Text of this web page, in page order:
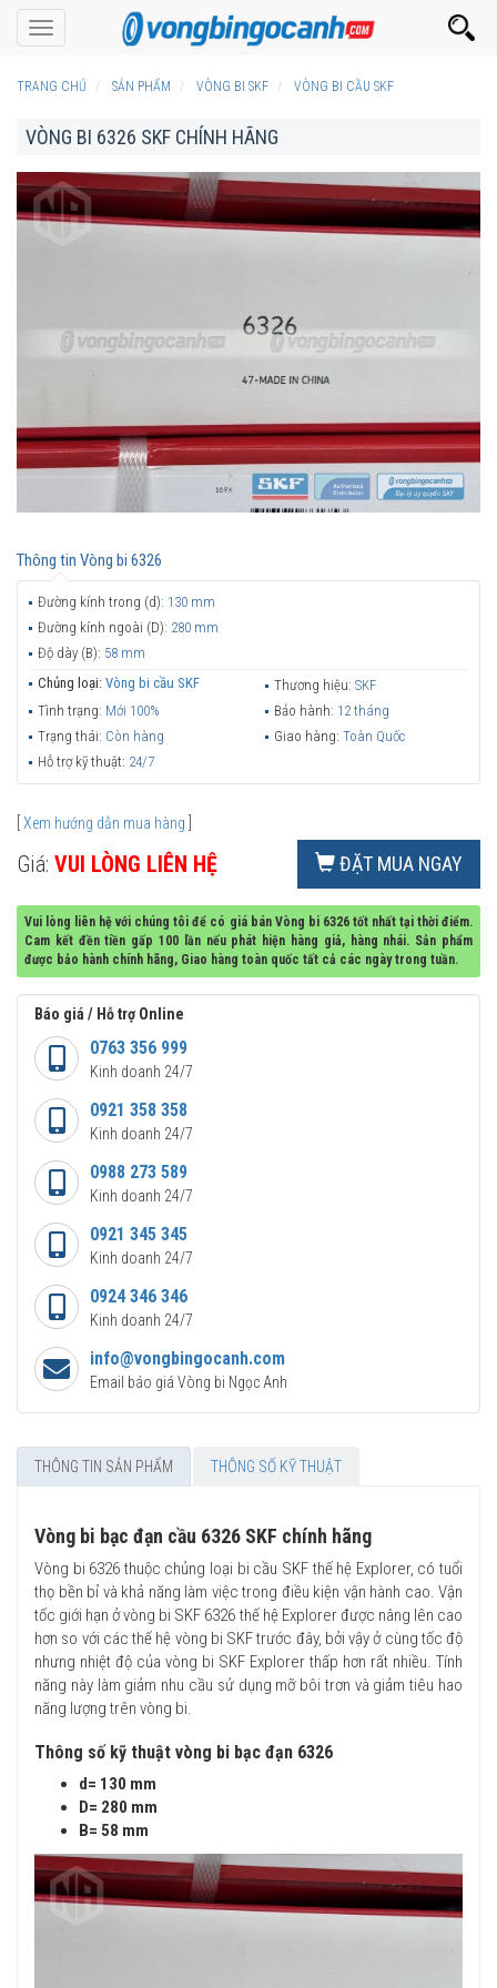
Toggle
navigation
TRANG CHỦ SẢN PHẨM VÒNG BI SKF VÒNG BI CẦU SKF
VÒNG BI 6326 SKF CHÍNH HÃNG
Thông tin Vòng bi 6326
Đường kính trong (d): 130 mm
Đường kính ngoài (D): 280 mm
Độ dày (B): 58 mm
Chủng loại: Vòng bi cầu SKF Thương hiệu: SKF
Tình trạng: Mới 100% Bảo hành: 12 tháng
Trạng thái: Còn hàng Giao hàng: Toàn Quốc
Hỗ trợ kỹ thuật: 24/7
Xem hướng dẫn mua hàng
Giá: VUI LÒNG LIÊN HỆ ĐẶT MUA NGAY
Vui lòng liên hệ với chúng tôi để có giá bán Vòng bi 6326 tốt nhất tại thời điểm.
Cam kết đền tiền gấp 100 lần nếu phát hiện hàng giả, hàng nhái. Sản phẩm
được bảo hành chính hãng, Giao hàng toàn quốc tất cả các ngày trong tuần.
Báo giá / Hỗ trợ Online
0763 356 999
Kinh doanh 24/7
0921 358 358
Kinh doanh 24/7
0988 273 589
Kinh doanh 24/7
0921 345 345
Kinh doanh 24/7
0924 346 346
Kinh doanh 24/7
info@vongbingocanh.com
Email báo giá Vòng bi Ngọc Anh
THÔNG TIN SẢN PHẨM THÔNG SỐ KỸ THUẬT
Vòng bi bạc đạn cầu 6326 SKF chính hãng
Vòng bi 6326 thuộc chủng loại bi cầu SKF thế hệ Explorer, có tuổi
thọ bền bỉ và khả năng làm việc trong điều kiện vận hành cao. Vận
tốc giới hạn ở vòng bi SKF 6326 thế hệ Explorer được nâng lên cao
hơn so với các thế hệ vòng bi SKF trước đây, bởi vậy ở cùng tốc độ
nhưng nhiệt độ của vòng bi SKF Explorer thấp hơn rất nhiều. Tính
năng này làm giảm nhu cầu sử dụng mỡ bôi trơn và giảm tiêu hao
năng lượng trên vòng bi.
Thông số kỹ thuật vòng bi bạc đạn 6326
d= 130 mm
D= 280 mm
B= 58 mm